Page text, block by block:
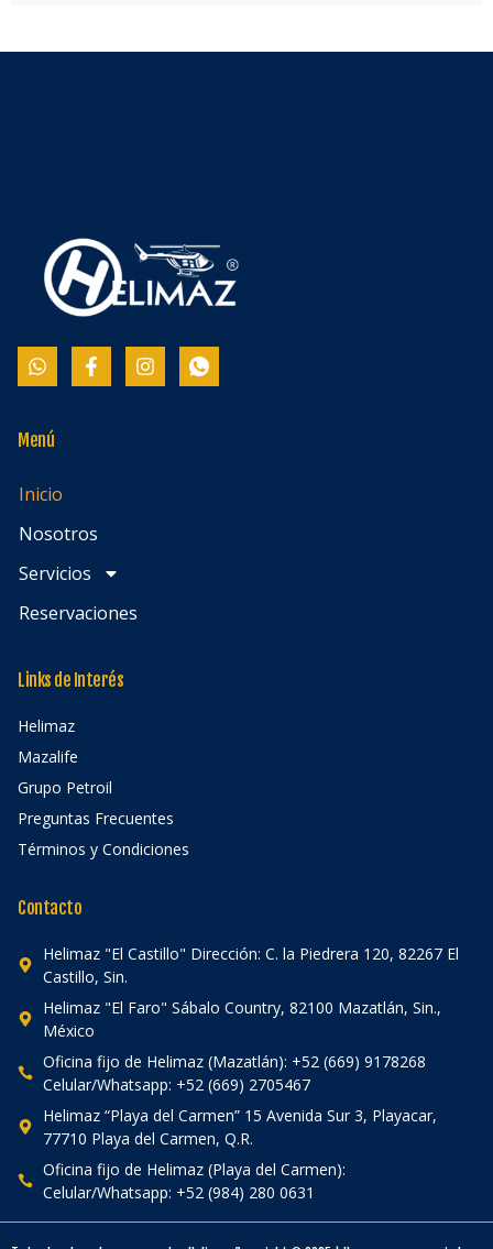
Menú
Inicio
Nosotros
Servicios
Reservaciones
Links de Interés
Helimaz
Mazalife
Grupo Petroil
Preguntas Frecuentes
Términos y Condiciones
Contacto
Helimaz "El Castillo" Dirección: C. la Piedrera 120, 82267 El
Castillo, Sin.
Helimaz "El Faro" Sábalo Country, 82100 Mazatlán, Sin.,
México
Oficina fijo de Helimaz (Mazatlán): +52 (669) 9178268
Celular/Whatsapp: +52 (669) 2705467
Helimaz “Playa del Carmen” 15 Avenida Sur 3, Playacar,
77710 Playa del Carmen, Q.R.
Oficina fijo de Helimaz (Playa del Carmen):
Celular/Whatsapp: +52 (984) 280 0631